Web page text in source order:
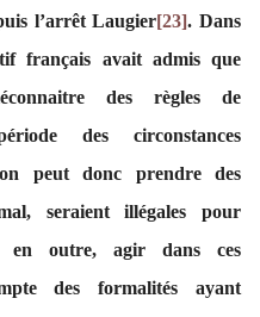
l’arrêt Laugier[23]. Dans
français avait admis que
des règles de
des circonstances
peut donc prendre des
seraient illégales pour
en outre, agir dans ces
des formalités ayant